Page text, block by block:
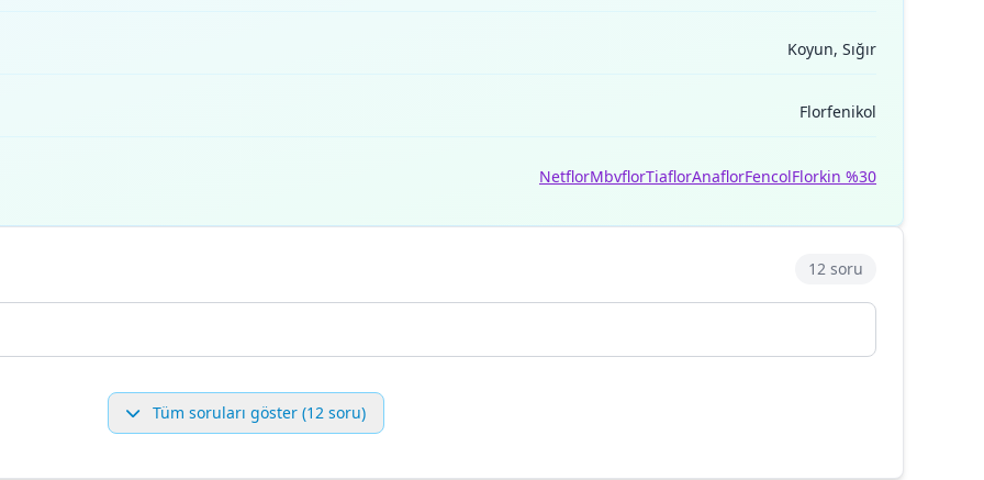
Koyun, Sığır
Florfenikol
NetflorMbvflorTiaflorAnaflorFencolFlorkin %30
12 soru
Tüm soruları göster (12 soru)